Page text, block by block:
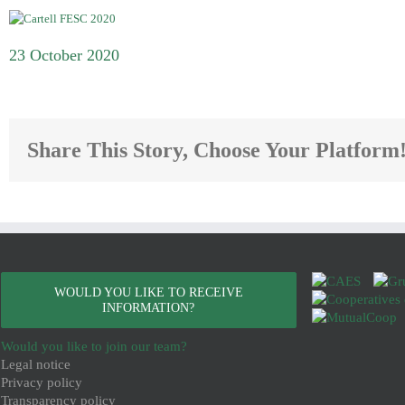
23 October 2020
Share This Story, Choose Your
WOULD YOU LIKE TO RECEIVE
INFORMATION?
Would you like to join our team?
Legal notice
Privacy policy
Transparency policy